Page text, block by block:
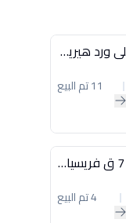
كوب350مللى ورد هيريفين
11 تم البيع
طقم شربات 7 ق فريسيا لومينارك
4 تم البيع